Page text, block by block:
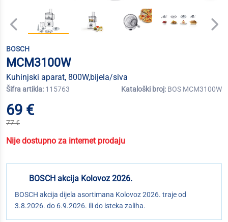
BOSCH
MCM3100W
Kuhinjski aparat, 800W,bijela/siva
Šifra artikla: 115763 Kataloški broj: BOS MCM3100W
69 €
77 €
Nije dostupno za internet prodaju
BOSCH akcija Kolovoz 2026.
BOSCH akcija dijela asortimana Kolovoz 2026. traje od
3.8.2026. do 6.9.2026. ili do isteka zaliha.